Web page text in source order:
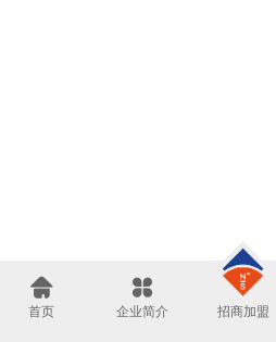

首页

企业简介 招商加盟